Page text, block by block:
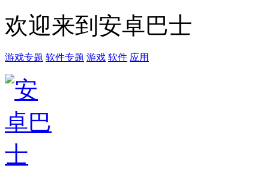
欢迎来到安卓巴士
游戏专题 软件专题 游戏 软件 应用